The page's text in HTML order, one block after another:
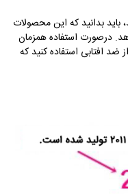
باید بدانید که این محصولات
درصورت استفاده همزمان
افتابی استفاده کنید که